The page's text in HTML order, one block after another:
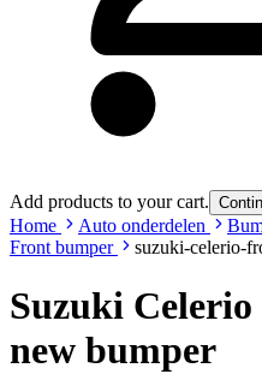
Add products to your cart.
Home Auto onderdelen
Front bumper
suzuki-celerio-
Suzuki
new bumper